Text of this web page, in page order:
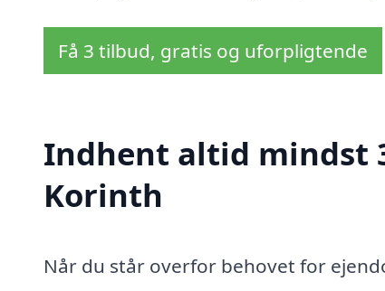
Få 3 tilbud, gratis og uforpligtende
Indhent altid mindst
Korinth
Når du står overfor behovet for